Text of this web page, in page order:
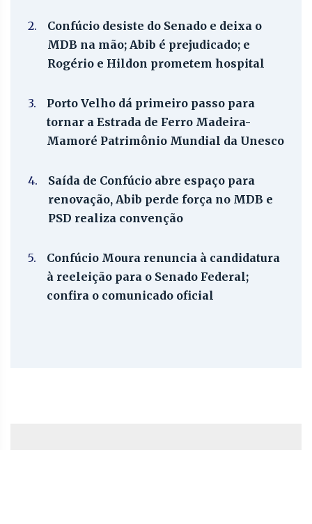
2.
Confúcio desiste do Senado e deixa o
MDB na mão; Abib é prejudicado; e
Rogério e Hildon prometem hospital
3.
Porto Velho dá primeiro passo para
tornar a Estrada de Ferro Madeira-
Mamoré Patrimônio Mundial da Unesco
4.
Saída de Confúcio abre espaço para
renovação, Abib perde força no MDB e
PSD realiza convenção
5.
Confúcio Moura renuncia à candidatura
à reeleição para o Senado Federal;
confira o comunicado oficial